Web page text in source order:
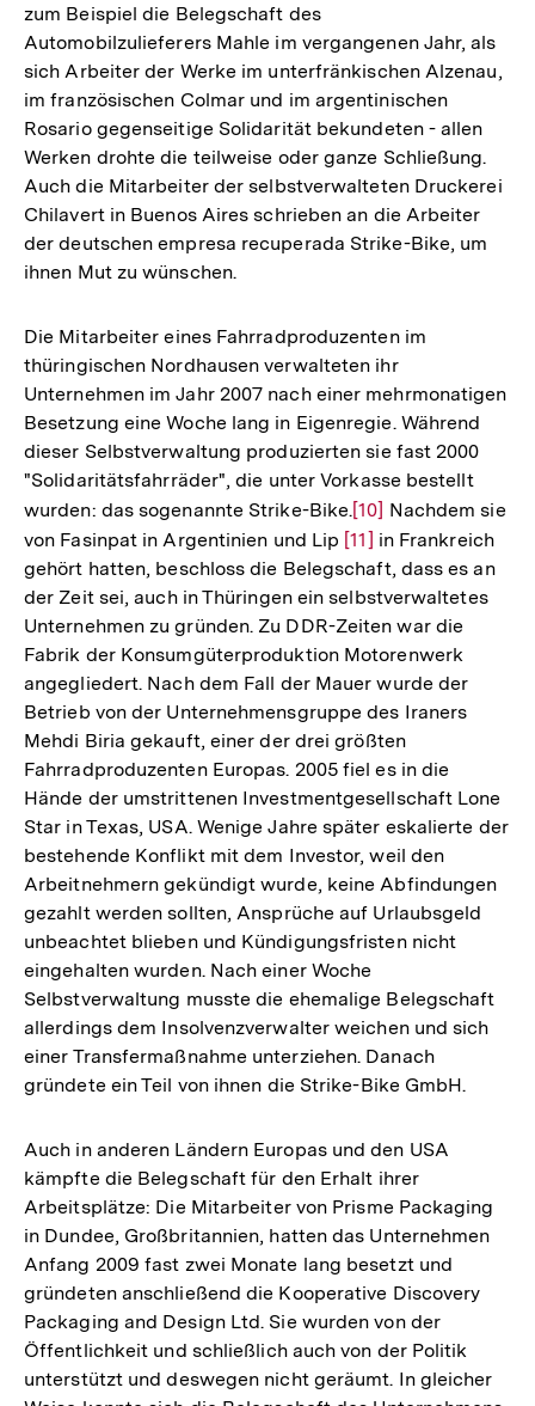
zum Beispiel die Belegschaft des
Automobilzulieferers Mahle im vergangenen Jahr, als
sich Arbeiter der Werke im unterfränkischen Alzenau,
im französischen Colmar und im argentinischen
Rosario gegenseitige Solidarität bekundeten - allen
Werken drohte die teilweise oder ganze Schließung.
Auch die Mitarbeiter der selbstverwalteten Druckerei
Chilavert in Buenos Aires schrieben an die Arbeiter
der deutschen empresa recuperada Strike-Bike, um
ihnen Mut zu wünschen.
Die Mitarbeiter eines Fahrradproduzenten im
thüringischen Nordhausen verwalteten ihr
Unternehmen im Jahr 2007 nach einer mehrmonatigen
Besetzung eine Woche lang in Eigenregie. Während
dieser Selbstverwaltung produzierten sie fast 2000
"Solidaritätsfahrräder", die unter Vorkasse bestellt
wurden: das sogenannte Strike-Bike.Zur
Auflösung
der
Fußnote
[10] Nachdem sie
von Fasinpat in Argentinien und Lip Zur
Auflösung
der
Fußnote
[11] in Frankreich
gehört hatten, beschloss die Belegschaft, dass es an
der Zeit sei, auch in Thüringen ein selbstverwaltetes
Unternehmen zu gründen. Zu DDR-Zeiten war die
Fabrik der Konsumgüterproduktion Motorenwerk
angegliedert. Nach dem Fall der Mauer wurde der
Betrieb von der Unternehmensgruppe des Iraners
Mehdi Biria gekauft, einer der drei größten
Fahrradproduzenten Europas. 2005 fiel es in die
Hände der umstrittenen Investmentgesellschaft Lone
Star in Texas, USA. Wenige Jahre später eskalierte der
bestehende Konflikt mit dem Investor, weil den
Arbeitnehmern gekündigt wurde, keine Abfindungen
gezahlt werden sollten, Ansprüche auf Urlaubsgeld
unbeachtet blieben und Kündigungsfristen nicht
eingehalten wurden. Nach einer Woche
Selbstverwaltung musste die ehemalige Belegschaft
allerdings dem Insolvenzverwalter weichen und sich
einer Transfermaßnahme unterziehen. Danach
gründete ein Teil von ihnen die Strike-Bike GmbH.
Auch in anderen Ländern Europas und den USA
kämpfte die Belegschaft für den Erhalt ihrer
Arbeitsplätze: Die Mitarbeiter von Prisme Packaging
in Dundee, Großbritannien, hatten das Unternehmen
Anfang 2009 fast zwei Monate lang besetzt und
gründeten anschließend die Kooperative Discovery
Packaging and Design Ltd. Sie wurden von der
Öffentlichkeit und schließlich auch von der Politik
unterstützt und deswegen nicht geräumt. In gleicher